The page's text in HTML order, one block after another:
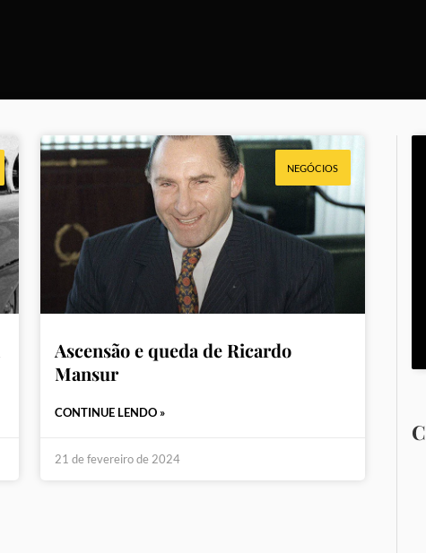
NEGÓCIOS
Ascensão e queda de Ricardo
Mansur
CONTINUE LENDO »
21 de fevereiro de 2024